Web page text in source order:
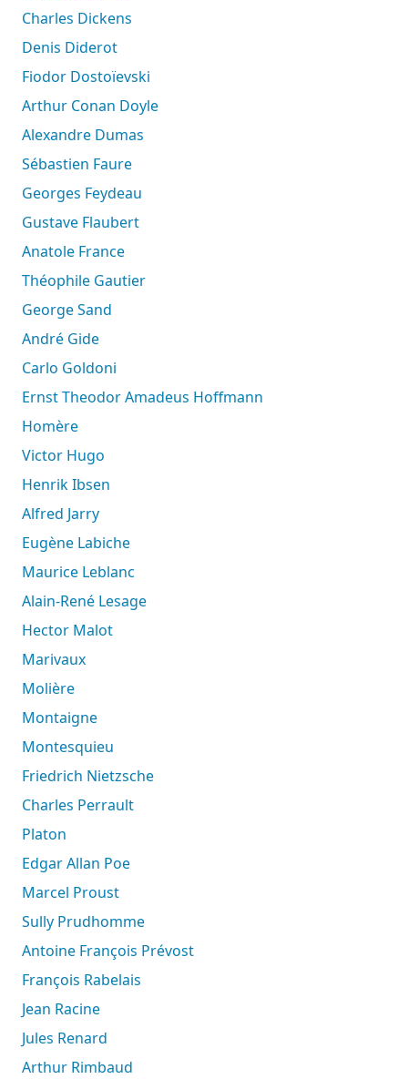
Charles Dickens
Denis Diderot
Fiodor Dostoïevski
Arthur Conan Doyle
Alexandre Dumas
Sébastien Faure
Georges Feydeau
Gustave Flaubert
Anatole France
Théophile Gautier
George Sand
André Gide
Carlo Goldoni
Ernst Theodor Amadeus Hoffmann
Homère
Victor Hugo
Henrik Ibsen
Alfred Jarry
Eugène Labiche
Maurice Leblanc
Alain-René Lesage
Hector Malot
Marivaux
Molière
Montaigne
Montesquieu
Friedrich Nietzsche
Charles Perrault
Platon
Edgar Allan Poe
Marcel Proust
Sully Prudhomme
Antoine François Prévost
François Rabelais
Jean Racine
Jules Renard
Arthur Rimbaud